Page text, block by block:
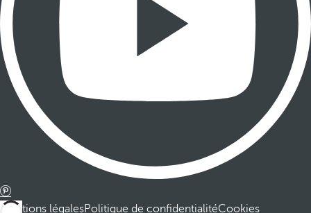
Mentions légalesPolitique de confidentialitéCookies